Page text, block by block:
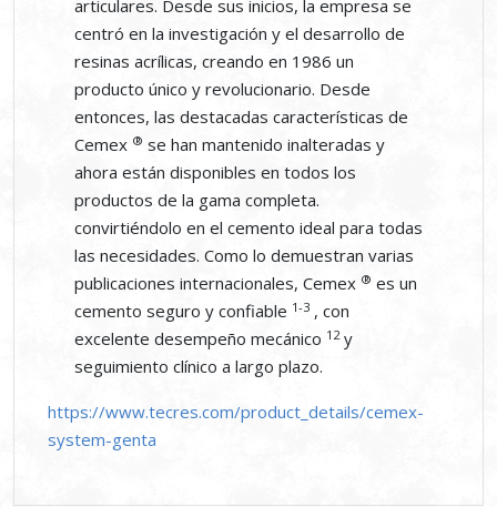
articulares. Desde sus inicios, la empresa se
centró en la investigación y el desarrollo de
resinas acrílicas, creando en 1986 un
producto único y revolucionario. Desde
entonces, las destacadas características de
Cemex ® se han mantenido inalteradas y
ahora están disponibles en todos los
productos de la gama completa.
convirtiéndolo en el cemento ideal para todas
las necesidades. Como lo demuestran varias
publicaciones internacionales, Cemex ® es un
cemento seguro y confiable 1-3 , con
excelente desempeño mecánico 12y
seguimiento clínico a largo plazo.
https://www.tecres.com/product_details/cemex-
system-genta